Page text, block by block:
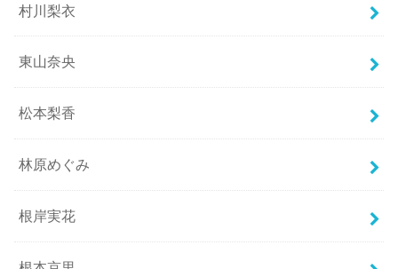
村川梨衣
東山奈央
松本梨香
林原めぐみ
根岸実花